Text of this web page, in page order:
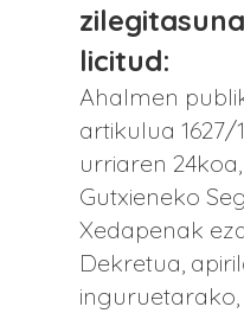
licitud:
Ahalmen
artikulua 1627/
urriaren
Gutxieneko
Xedapenak
Dekretua,